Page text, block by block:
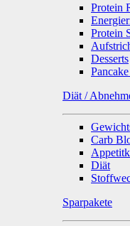
Protein
Protein
Desserts
Diät /
Carb
Diät
Sparpakete